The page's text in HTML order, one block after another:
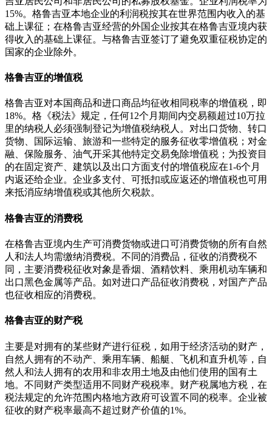
15%。格鲁吉亚本地企业的利润税按其在世界范围内收入的基
础上课征；在格鲁吉亚经营的外国企业按其在格鲁吉亚境内获
得收入的基础上课征。与格鲁吉亚签订了避免双重征税协定的
国家的企业除外。
格鲁吉亚的增值税
格鲁吉亚对本国商品和进口商品均征收相同税率的增值税，即
18%。格《税法》规定，任何12个月期间内交易额超过10万拉
里的纳税人必须强制登记为增值税纳税人。对出口货物、转口
货物、国际运输、旅游和一些特定的服务征收零增值税；对金
融、保险服务、油气开采其他特定交易免除增值税；为投资目
的在固定资产、建筑以及出口方面支付的增值税应在1-6个月
内返还给企业。企业多支付、可抵扣或应返还的增值税也可用
来抵消应纳增值税或其他所欠税款。
格鲁吉亚的消费税
在格鲁吉亚境内生产可消费货物或进口可消费货物的所有自然
人和法人均需缴纳消费税。不同的消费品，征收的消费税不
同，主要消费税征收对象是香烟、酒精饮料、乘用机动车辆和
出口黑色金属等产品。如对进口产品征收消费税，对国产产品
也征收相应的消费税。
格鲁吉亚的财产税
主要是对拥有的某些财产进行征税，如用于经济活动的财产，
自然人拥有的不动产、乘用车辆、船艇、飞机和直升机等，自
然人和法人拥有的农用和非农用土地及由他们使用的国有土
地。不同财产类型适用不同财产税税率。财产税属地方税，在
税法规定的允许范围内格地方政府可设置不同的税率。企业被
征收的财产税率最高不超过财产价值的1%。